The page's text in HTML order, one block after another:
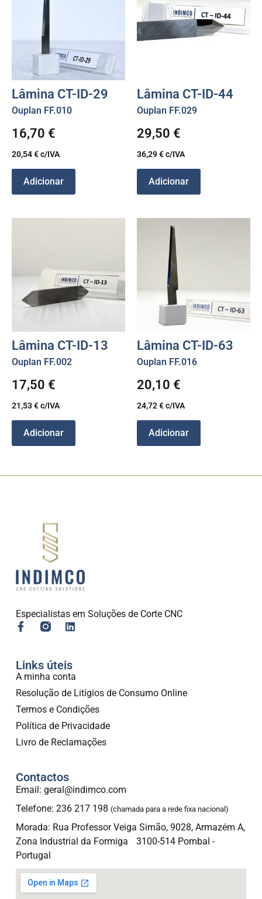
Lâmina CT-ID-29
Ouplan FF.010
16,70 €
20,54€c/IVA
Adicionar
Lâmina CT-ID-44
Ouplan FF.029
29,50 €
36,29€c/IVA
Adicionar
Lâmina CT-ID-13
Ouplan FF.002
17,50 €
21,53€c/IVA
Adicionar
Lâmina CT-ID-63
Ouplan FF.016
20,10 €
24,72€c/IVA
Adicionar
Especialistas em Soluções de Corte CNC
Links úteis
A minha conta
Resolução de Litígios de Consumo Online
Termos e Condições
Política de Privacidade
Livro de Reclamações
Contactos
Email: geral@indimco.com
Telefone: 236 217 198 (chamada para a rede fixa nacional)
Morada: Rua Professor Veiga Simão, 9028, Armazém A,
Zona Industrial da Formiga 3100-514 Pombal -
Portugal